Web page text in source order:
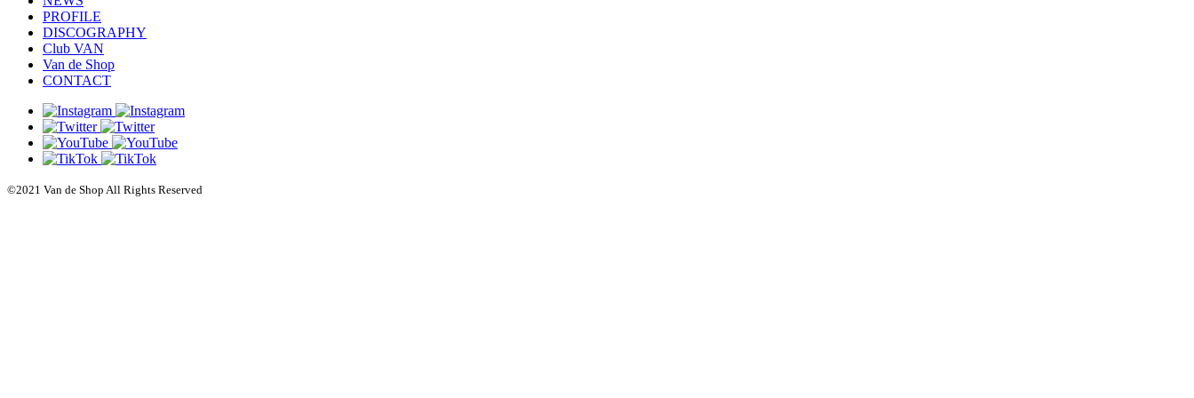
PROFILE
DISCOGRAPHY
Club VAN
Van de Shop
CONTACT
©2021 Van de Shop All Rights Reserved